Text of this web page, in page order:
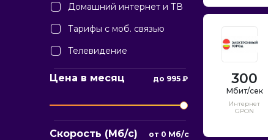
Домашний интернет и ТВ
Тарифы с моб. связью
Телевидение
Цена в месяц до 995 ₽
Скорость (Мб/с) от 0 Мб/с
300
Интернет
GPON